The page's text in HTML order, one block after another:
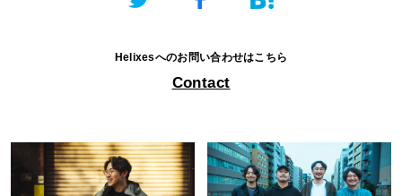
Helixesへのお問い合わせはこちら
Contact